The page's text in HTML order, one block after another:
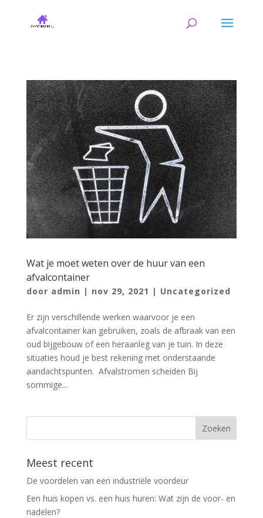
Wat je moet weten over de huur van een
afvalcontainer
door admin | nov 29, 2021 | Uncategorized
Er zijn verschillende werken waarvoor je een
afvalcontainer kan gebruiken, zoals de afbraak van een
oud bijgebouw of een heraanleg van je tuin. In deze
situaties houd je best rekening met onderstaande
aandachtspunten. Afvalstromen scheiden Bij
sommige...
Meest recent
De voordelen van een industriële voordeur
Een huis kopen vs. een huis huren: Wat zijn de voor- en
nadelen?